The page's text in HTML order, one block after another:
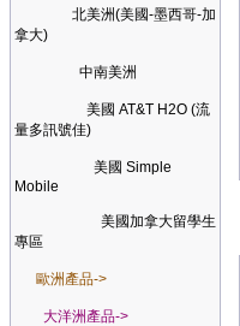
北美洲(美國-墨西哥-加
拿大)
中南美洲
美國 AT&T H2O (流
量多訊號佳)
美國 Simple
Mobile
美國加拿大留學生
專區
歐洲產品->
大洋洲產品->